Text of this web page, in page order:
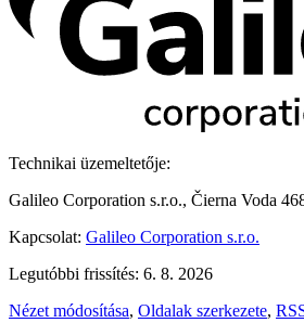
Technikai üzemeltetője:
Galileo Corporation s.r.o., Čierna Voda
Kapcsolat: Galileo Corporation s.r.o.
Legutóbbi frissítés: 6. 8. 2026
Nézet módosítása, Oldalak szerkezete,